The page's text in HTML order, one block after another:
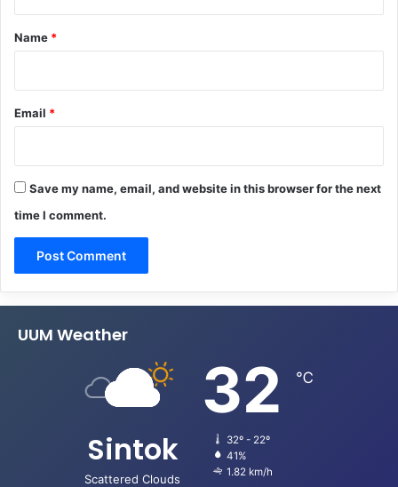
*
Name *
Email *
Save my name, email, and website in this browser for the next
time I comment.
UUM Weather
Sintok
Scattered Clouds
32 ℃
32º - 22º
41%
1.82 km/h